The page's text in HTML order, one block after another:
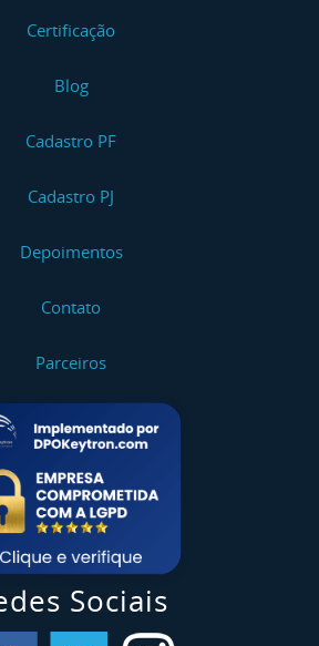
Certificação
Blog
Cadastro PF
Cadastro PJ
Depoimentos
Contato
Parceiros
Sociais